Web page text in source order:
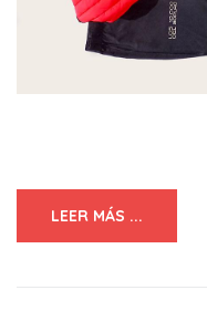
LEER MÁS ...